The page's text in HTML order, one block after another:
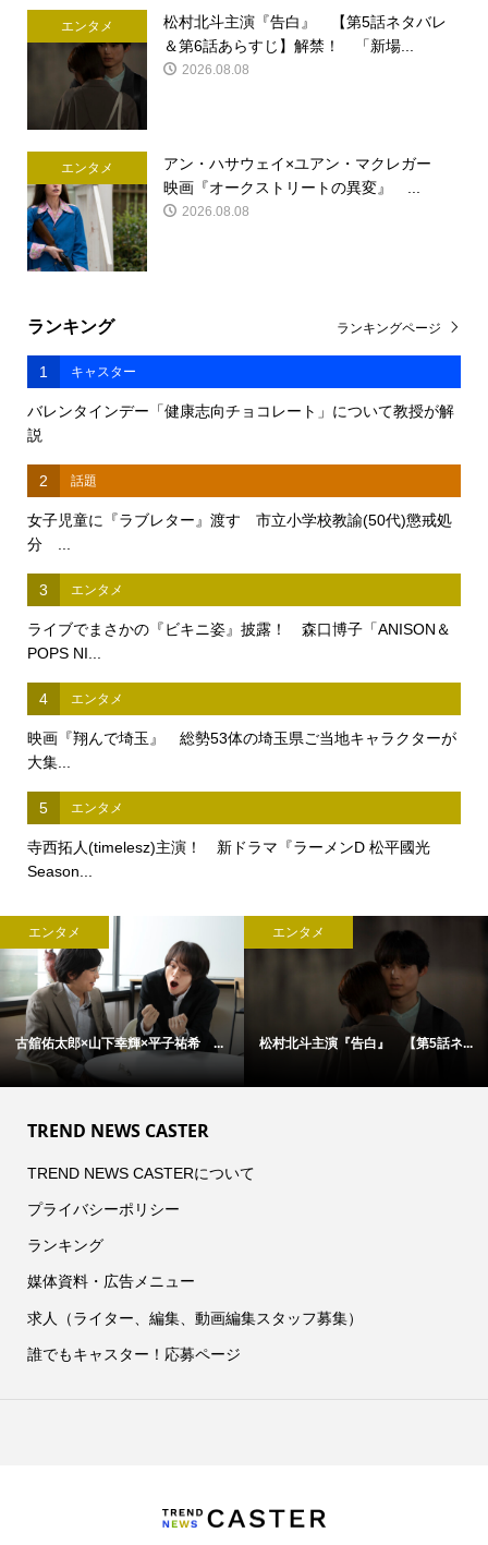
エンタメ
松村北斗主演『告白』 【第5話ネタバレ
＆第6話あらすじ】解禁！ 「新場...
2026.08.08
エンタメ
アン・ハサウェイ×ユアン・マクレガー
映画『オークストリートの異変』 ...
2026.08.08
ランキング
1 キャスター
バレンタインデー「健康志向チョコレート」について教授が解
説
2 話題
女子児童に『ラブレター』渡す 市立小学校教諭(50代)懲戒処
分 ...
3 エンタメ
ライブでまさかの『ビキニ姿』披露！ 森口博子「ANISON＆
POPS NI...
4 エンタメ
映画『翔んで埼玉』 総勢53体の埼玉県ご当地キャラクターが
大集...
5 エンタメ
寺西拓人(timelesz)主演！ 新ドラマ『ラーメンD 松平國光
Season...
ランキングページ
エンタメ
古舘佑太郎×山下幸輝×平子祐希 ...
エンタメ
松村北斗主演『告白』 【第5話ネ...
TREND NEWS CASTER
TREND NEWS CASTERについて
プライバシーポリシー
ランキング
媒体資料・広告メニュー
求人（ライター、編集、動画編集スタッフ募集）
誰でもキャスター！応募ページ